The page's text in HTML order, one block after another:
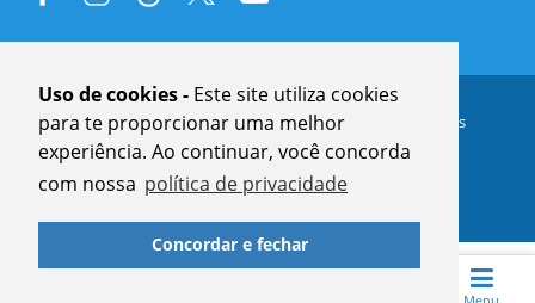
Uso de cookies - Este site utiliza cookies
para te proporcionar uma melhor
experiência. Ao continuar, você concorda
com nossa política de privacidade
Concordar e fechar
Copyright © 2024GENCO®| Todos Direitos Reservados
www.genco.com.br